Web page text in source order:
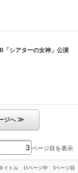
「シアターの女神」公演
ジへ≫
ページ目を表示
イトル 11ページ中 3ページ目